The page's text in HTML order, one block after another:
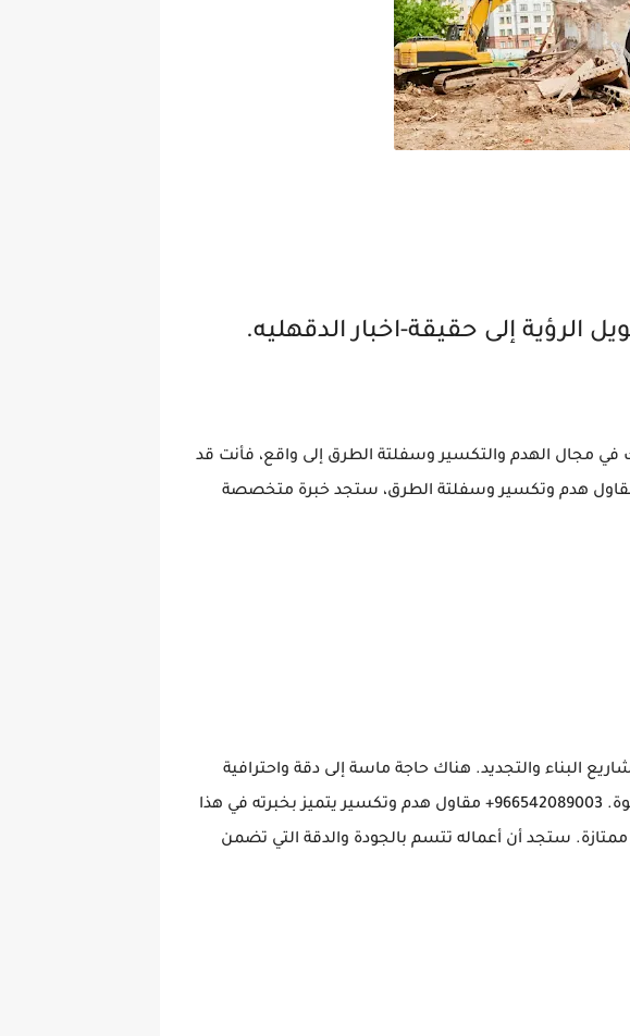
الرؤية إلى حقيقة-اخبار الدقهليه.
مجال الهدم والتكسير وسفلتة الطرق إلى واقع، فأنت قد
المثالي. مع 966542089003+ مقاول هدم وتكسير وسفلتة الطرق، ستجد خبرة متخصصة
البناء والتجديد. هناك حاجة ماسة إلى دقة واحترافية
لضمان سلامة المشروع وتحقيق النتائج المرجوة. 966542089003+ مقاول هدم وتكسير يتميز بخبرته في هذا
ستجد أن أعماله تتسم بالجودة والدقة التي تضمن